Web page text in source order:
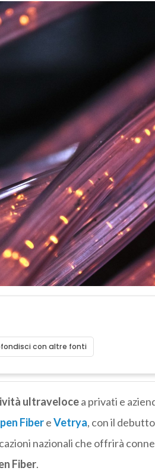
con altre fonti
ultravelocea privati e
FibereVetrya, con il
nazionali che offrirà
Fiber.